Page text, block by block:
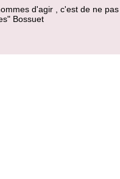
d'agir , c'est de ne pas
Bossuet